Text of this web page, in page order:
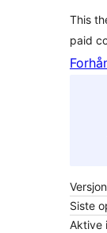
This
paid
Versjon
Siste
Aktive